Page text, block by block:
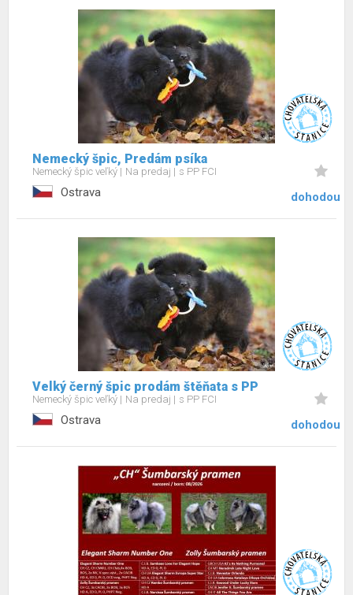
Nemecký špic, Predám psíka
Nemecký špic veľký Na predaj s PP FCI
Ostrava dohodou
Velký černý špic prodám štěňata s PP
Nemecký špic veľký Na predaj s PP FCI
Ostrava dohodou